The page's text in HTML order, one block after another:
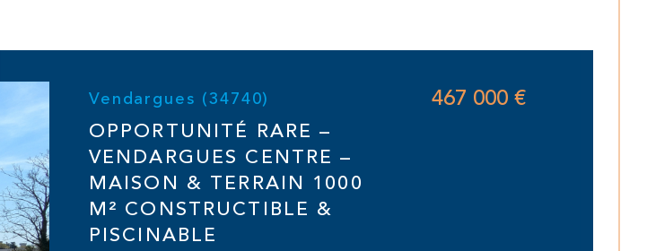
Vendargues (34740)
OPPORTUNITÉ RARE –
VENDARGUES CENTRE –
MAISON & TERRAIN 1000
M² CONSTRUCTIBLE &
PISCINABLE
467 000 €